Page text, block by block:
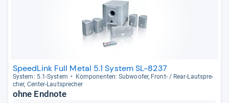
SpeedLink Full Metal 5.1 System SL-8237
Sys­tem: 5.1-​Sys­tem
Kom­po­nen­ten: Sub­woofer, Front-​ / Rear-​Laut­spre­
cher, Cen­ter-​Laut­spre­cher
ohne Endnote